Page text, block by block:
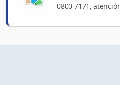
0800 7171,